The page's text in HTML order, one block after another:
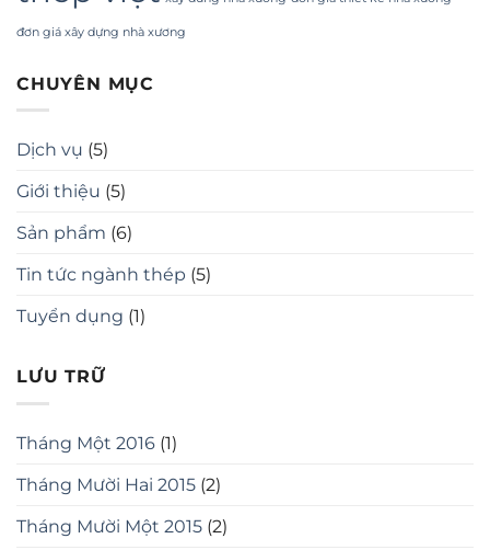
đơn giá xây dựng nhà xương
CHUYÊN MỤC
Dịch vụ (5)
Giới thiệu (5)
Sản phẩm (6)
Tin tức ngành thép (5)
Tuyển dụng (1)
LƯU TRỮ
Tháng Một 2016 (1)
Tháng Mười Hai 2015 (2)
Tháng Mười Một 2015 (2)